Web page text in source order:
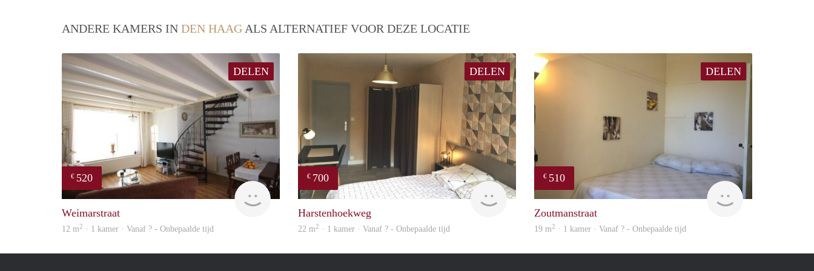
ANDERE KAMERS IN DEN HAAG ALS ALTERNATIEF VOOR DEZE LOCATIE
DELEN
€ 520
finder
Weimarstraat
12 m2 · 1 kamer · Vanaf ? - Onbepaalde tijd
DELEN
€ 700
finder
Harstenhoekweg
22 m2 · 1 kamer · Vanaf ? - Onbepaalde tijd
DELEN
€ 510
finder
Zoutmanstraat
19 m2 · 1 kamer · Vanaf ? - Onbepaalde tijd